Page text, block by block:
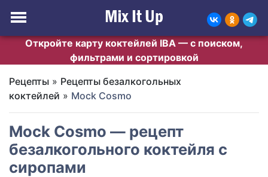
Откройте карту коктейлей IBA — с поиском,
фильтрами и сортировкой
Рецепты » Рецепты безалкогольных
коктейлей » Mock Cosmo
Mock Cosmo — рецепт
безалкогольного коктейля с
сиропами